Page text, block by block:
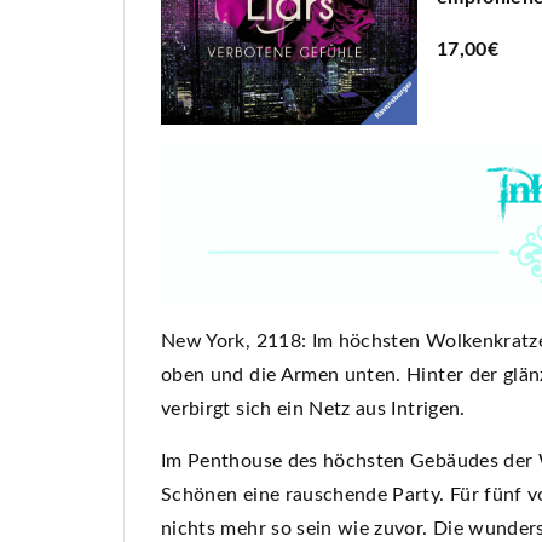
17,00€
New York, 2118: Im höchsten
oben und die Armen unten. Hinter der
verbirgt sich ein Netz aus Intrigen.
Im Penthouse des höchsten Gebäudes
Schönen eine rauschende Party. Für fünf
nichts mehr so sein wie zuvor. Die